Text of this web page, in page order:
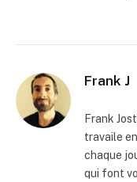
Frank J
Frank
travaile
chaque
qui font